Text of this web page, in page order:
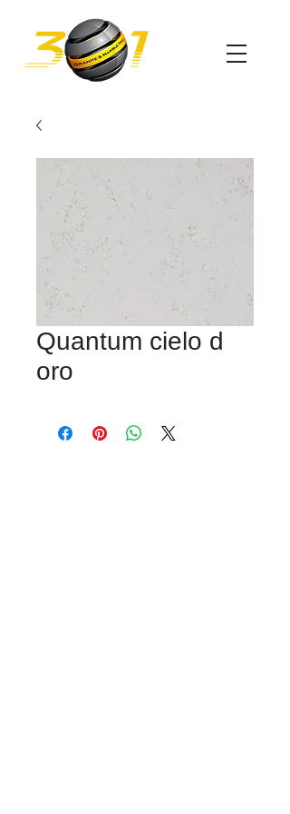
Quantum cielo d
oro